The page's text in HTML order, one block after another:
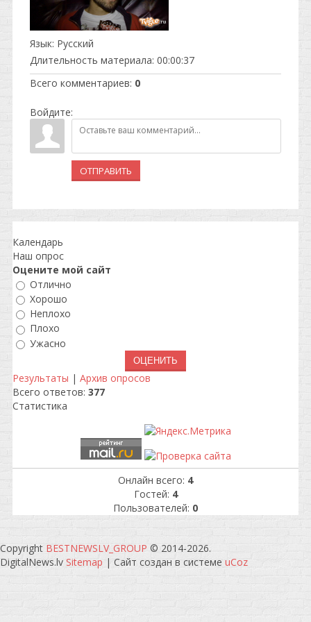
Язык: Русский
Длительность материала: 00:00:37
Всего комментариев: 0
Войдите:
ОТПРАВИТЬ
Календарь
Наш опрос
Оцените мой сайт
Отлично
Хорошо
Неплохо
Плохо
Ужасно
Результаты | Архив опросов
Всего ответов: 377
Статистика
Онлайн всего: 4
Гостей: 4
Пользователей: 0
Copyright BESTNEWSLV_GROUP © 2014-2026.
DigitalNews.lv Sitemap | Сайт создан в системе uCoz